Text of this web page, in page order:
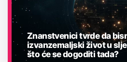
Znanstvenici tvrde da
izvanzemaljski život u
što će se dogoditi tada?